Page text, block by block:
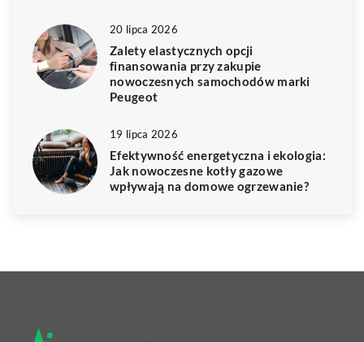
20 lipca 2026
Zalety elastycznych opcji
finansowania przy zakupie
nowoczesnych samochodów marki
Peugeot
19 lipca 2026
Efektywność energetyczna i ekologia:
Jak nowoczesne kotły gazowe
wpływają na domowe ogrzewanie?